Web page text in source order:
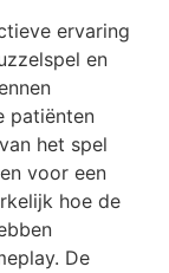
ervaring
en
patiënten
het spel
voor een
hoe de
De